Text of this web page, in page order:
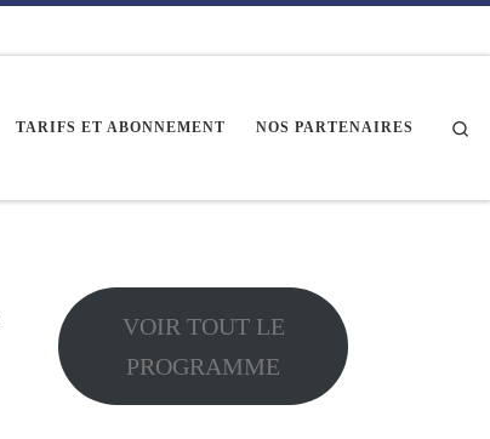
TARIFS ET ABONNEMENT NOS PARTENAIRES
VOIR TOUT LE
PROGRAMME